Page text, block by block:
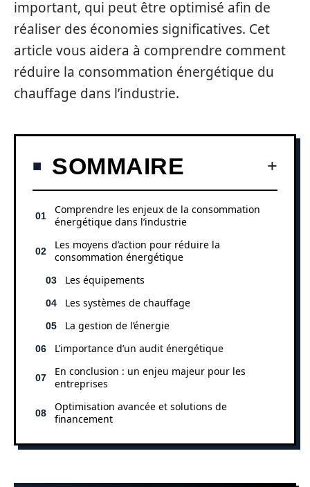
important, qui peut être optimisé afin de
réaliser des économies significatives. Cet
article vous aidera à comprendre comment
réduire la consommation énergétique du
chauffage dans l’industrie.
SOMMAIRE
Comprendre les enjeux de la consommation
énergétique dans l’industrie
Les moyens d’action pour réduire la
consommation énergétique
Les équipements
Les systèmes de chauffage
La gestion de l’énergie
L’importance d’un audit énergétique
En conclusion : un enjeu majeur pour les
entreprises
Optimisation avancée et solutions de
financement